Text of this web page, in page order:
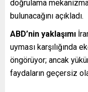
doğrulama
bulunacağını açıkladı.
ABD’nin yaklaşımı
uyması karşılığında
öngörüyor; ancak
faydaların geçersiz